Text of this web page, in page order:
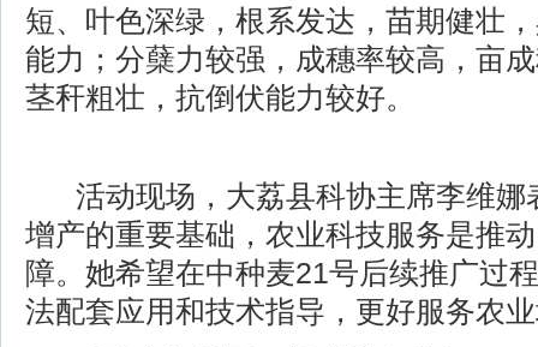
短、叶色深绿，根系发达，苗期健壮
能力；分蘖力较强，成穗率较高，亩
茎秆粗壮，抗倒伏能力较好。
活动现场，大荔县科协主席李维娜
增产的重要基础，农业科技服务是推
障。她希望在中种麦21号后续推广过
法配套应用和技术指导，更好服务农